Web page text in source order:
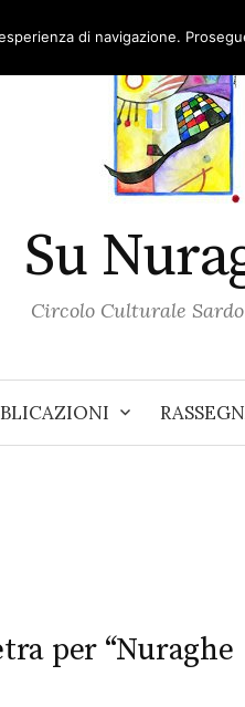
Su
Circolo Culturale
per “Nuraghe
di navigazione.